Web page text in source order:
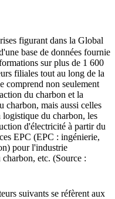
figurant dans la Global
base de données fournie
sur plus de 1 600
filiales tout au long de la
comprend non seulement
du charbon et la
charbon, mais aussi celles
logistique du charbon, les
d'électricité à partir du
EPC (EPC : ingénierie,
pour l'industrie
etc. (Source :
suivants se réfèrent aux